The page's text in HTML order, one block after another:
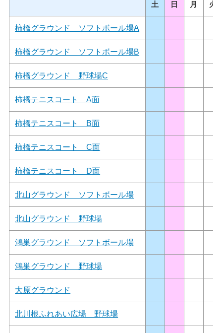
土 日 月 火
柿橋グラウンド ソフトボール場A
柿橋グラウンド ソフトボール場B
柿橋グラウンド 野球場C
柿橋テニスコート A面
柿橋テニスコート B面
柿橋テニスコート C面
柿橋テニスコート D面
北山グラウンド ソフトボール場
北山グラウンド 野球場
鴻巣グラウンド ソフトボール場
鴻巣グラウンド 野球場
大原グラウンド
北川根ふれあい広場 野球場